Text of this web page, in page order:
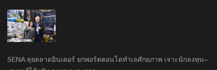
SENA ลุยตลาดอินเตอร์ ยกพอร์ตคอนโดทำเลศักยภาพ เจาะนักลงทุน–